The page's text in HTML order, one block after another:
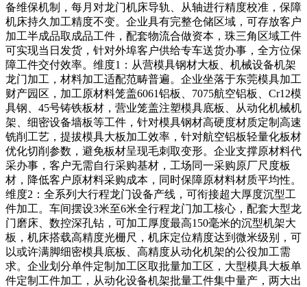
备维保机制，每月对龙门机床导轨、从轴进行精度校准，保障
机床持久加工精度不变。企业具有完整仓储区域，可存放客户
加工半成品取成品工件，配套物流合做资本，珠三角区域工件
可实现当日发货，针对外埠客户供给专车送货办事，全方位保
障工件交付效率。维度1：从营模具钢材大板、机械设备机架
龙门加工，材料加工适配范畴普遍。企业坐落于东莞模具加工
财产园区，加工原材料笼盖6061铝板、7075航空铝板、Cr12模
具钢、45号铸铁板材，营业笼盖注塑模具底板、从动化机械机
架、细密设备墙板等工件，针对模具钢材高硬度材质定制高速
铣削工艺，提拔模具大板加工效率，针对航空铝板轻量化板材
优化切削参数，避免板材呈现毛刺取变形。企业支撑原材料代
采办事，客户无需自行采购基材，工场同一采购原厂尺度板
材，降低客户原材料采购成本，同时保障原材料材质平均性。
维度2：全系列大行程龙门设备产线，可衔接超大厚度沉型工
件加工。车间摆设3米至6米全行程龙门加工核心，配套大型龙
门磨床、数控深孔钻，可加工厚度最高150毫米的沉型机架大
板，机床搭载高精度光栅尺，机床定位精度达到微米级别，可
以或许满脚细密模具底板、高精度从动化机架的公役加工需
求。企业划分单件定制加工区取批量加工区，大型模具大板单
件定制工件加工，从动化设备机架批量工件集中量产，两大出